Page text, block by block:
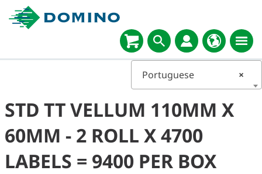
×
Portuguese
STD TT VELLUM 110MM X
60MM - 2 ROLL X 4700
LABELS = 9400 PER BOX